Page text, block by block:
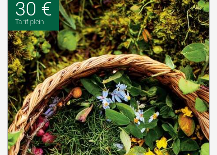
30 €
Tarif plein